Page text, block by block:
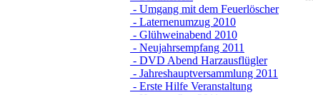
- Umgang mit dem Feuerlöscher
- Laternenumzug 2010
- Glühweinabend 2010
- Neujahrsempfang 2011
- DVD Abend Harzausflügler
- Jahreshauptversammlung 2011
- Erste Hilfe Veranstaltung